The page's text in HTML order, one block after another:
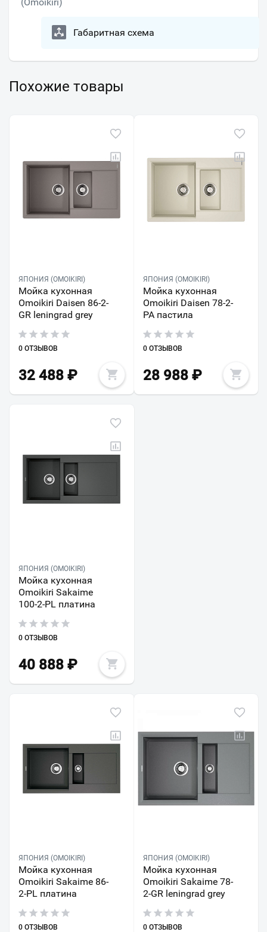
Габаритная схема
Похожие товары
ЯПОНИЯ (OMOIKIRI)
Мойка кухонная
Omoikiri Daisen 86-2-
GR leningrad grey
0 ОТЗЫВОВ
32 488 ₽
ЯПОНИЯ (OMOIKIRI)
Мойка кухонная
Omoikiri Daisen 78-2-
PA пастила
0 ОТЗЫВОВ
28 988₽
ЯПОНИЯ (OMOIKIRI)
Мойка кухонная
Omoikiri Sakaime
100-2-PL платина
0 ОТЗЫВОВ
40 888 ₽
ЯПОНИЯ (OMOIKIRI)
Мойка кухонная
Omoikiri Sakaime 86-
2-PL платина
0 ОТЗЫВОВ
ЯПОНИЯ (OMOIKIRI)
Мойка кухонная
Omoikiri Sakaime 78-
2-GR leningrad grey
0 ОТЗЫВОВ